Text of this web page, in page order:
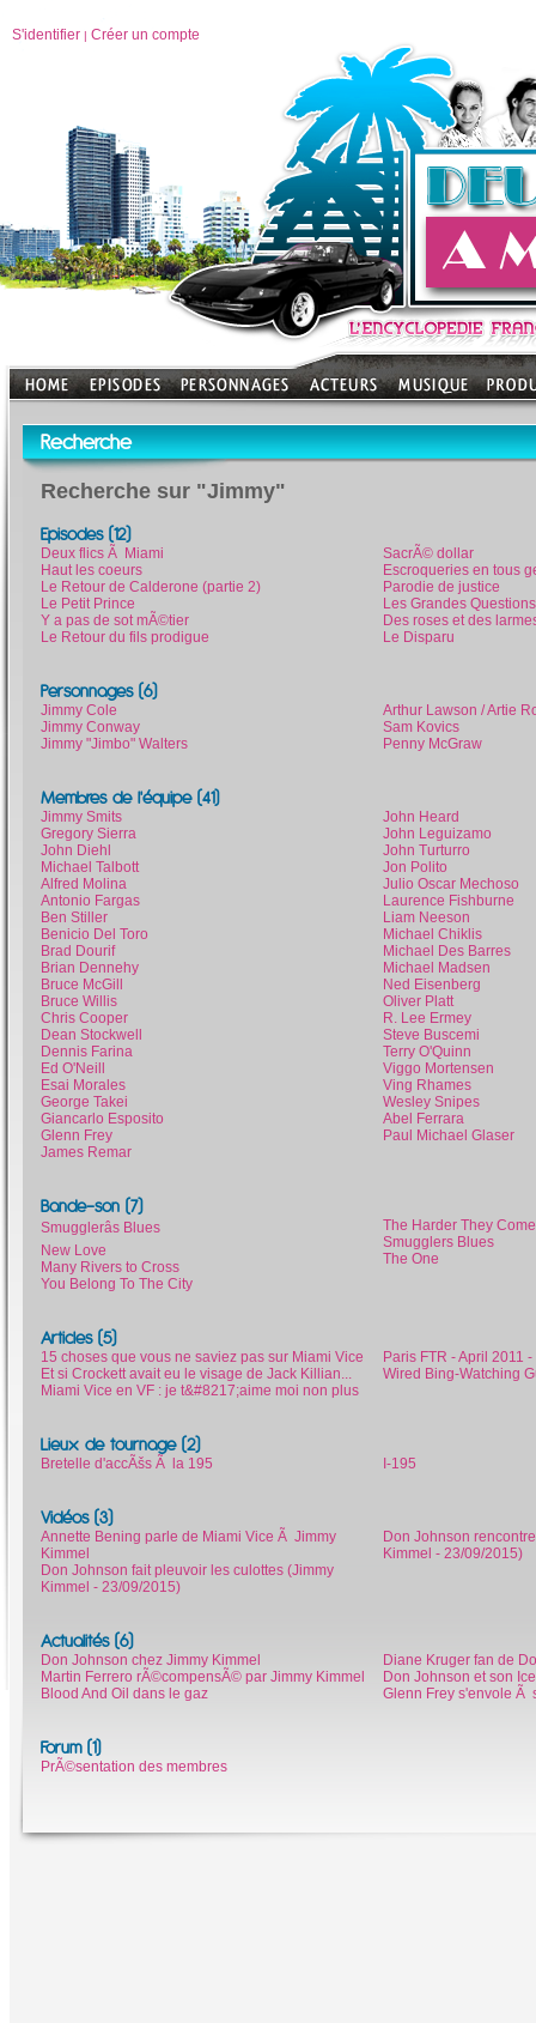
S'identifier | Créer un compte
Recherche
Recherche sur "Jimmy"
Episodes (12)
Deux flics Ã Miami
Haut les coeurs
Le Retour de Calderone (partie 2)
Le Petit Prince
Y a pas de sot mÃ©tier
Le Retour du fils prodigue
SacrÃ© dollar
Escroqueries en tous
Parodie de justice
Les Grandes Questions
Des roses et des
Le Disparu
Personnages (6)
Jimmy Cole
Jimmy Conway
Jimmy "Jimbo" Walters
Arthur Lawson / Artie
Sam Kovics
Penny McGraw
Membres de l'équipe (41)
Jimmy Smits
Gregory Sierra
John Diehl
Michael Talbott
Alfred Molina
Antonio Fargas
Ben Stiller
Benicio Del Toro
Brad Dourif
Brian Dennehy
Bruce McGill
Bruce Willis
Chris Cooper
Dean Stockwell
Dennis Farina
Ed O'Neill
Esai Morales
George Takei
Giancarlo Esposito
Glenn Frey
James Remar
John Heard
John Leguizamo
John Turturro
Jon Polito
Julio Oscar Mechoso
Laurence Fishburne
Liam Neeson
Michael Chiklis
Michael Des Barres
Michael Madsen
Ned Eisenberg
Oliver Platt
R. Lee Ermey
Steve Buscemi
Terry O'Quinn
Viggo Mortensen
Ving Rhames
Wesley Snipes
Abel Ferrara
Paul Michael Glaser
Bande-son (7)
Smugglerâs Blues
New Love
Many Rivers to Cross
You Belong To The City
The Harder They Come
Smugglers Blues
The One
Articles (5)
15 choses que vous ne saviez pas sur Miami Vice
Et si Crockett avait eu le visage de Jack Killian...
Miami Vice en VF : je t&#8217;aime moi non plus
Paris FTR - April 2011 -
Wired Bing-Watching
Lieux de tournage (2)
Bretelle d'accÃšs Ã la 195 I-195
Vidéos (3)
Annette Bening parle de Miami Vice Ã Jimmy
Kimmel
Don Johnson fait pleuvoir les culottes (Jimmy
Kimmel - 23/09/2015)
Don Johnson
Kimmel - 23/09/2015)
Actualités (6)
Don Johnson chez Jimmy Kimmel
Martin Ferrero rÃ©compensÃ© par Jimmy Kimmel
Blood And Oil dans le gaz
Diane Kruger fan de
Don Johnson et son
Glenn Frey s'envole Ã
Forum (1)
PrÃ©sentation des membres